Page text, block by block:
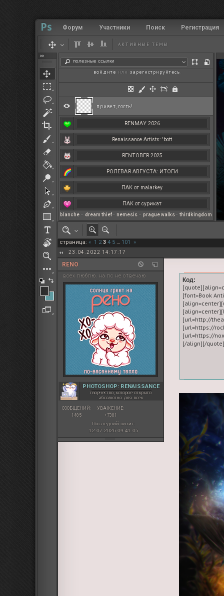
RENMAY 2026
Renaissance Artists: 'bott
RENTOBER 2025
РОЛЕВАЯ АВГУСТА: ИТОГИ
ПАК от malarkey
ПАК от сурикат
РЕНМАЙ
полезные ссылки
blanche – dream thief– nemesis – prague walks– thirdkingdom
Форум Участники Поиск Регистрация
АКТИВНЫЕ ТЕМЫ
привет, гость!
войдите или зарегистрируйтесь
страница: « 1 2 3 4 5 … 101 »
23.04.2022 14:17:17
RENO
всех люблю. на лс не отвечаю
PHOTOSHOP: RENAISSANCE
творчество, которое открыто
абсолютно для всех
СООБЩЕНИЙ:
1485
УВАЖЕНИЕ:
+7381
Последний визит:
12.07.2026 09:41:05
Код:
[font=Book
[url=http://
[url=https://
[url=https://